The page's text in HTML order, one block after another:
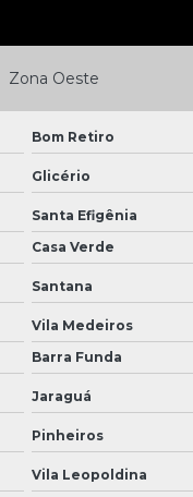
Zona Oeste
Bom Retiro
Glicério
Santa Efigênia
Casa Verde
Santana
Vila Medeiros
Barra Funda
Jaraguá
Pinheiros
Vila Leopoldina